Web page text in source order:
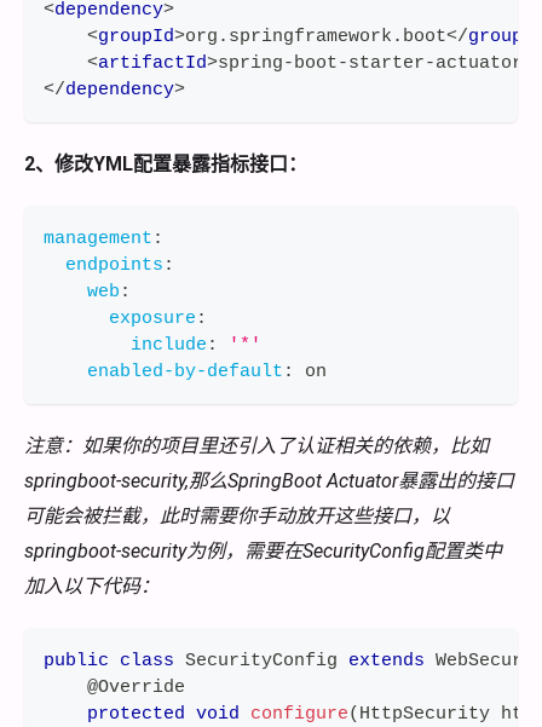
<dependency>
<groupId>org.springframework.boot</
<artifactId>spring-boot-starter-actuator
</dependency>
2、修改YML配置暴露指标接口：
management :
endpoints :
web :
exposure :
include :
'*'
enabled-by-default : on
注意：如果你的项目里还引入了认证相关的依赖，比如
springboot-security,那么SpringBoot Actuator暴露出的接口
可能会被拦截，此时需要你手动放开这些接口，以
springboot-security为例，需要在SecurityConfig配置类中
加入以下代码：
public class SecurityConfig extends
@Override
protected void configure(HttpSecurity